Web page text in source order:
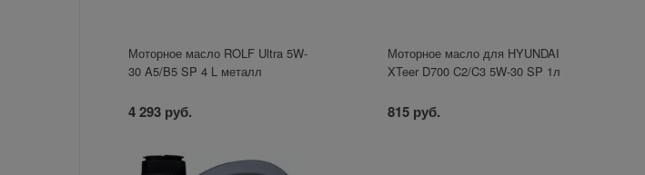
Моторное масло ROLF Ultra 5W-
30 A5/B5 SP 4 L металл
4 293 руб.
Моторное масло для HYUNDAI
XTeer D700 C2/C3 5W-30 SP 1л
815 руб.